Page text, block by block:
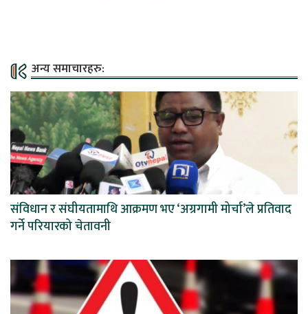
अन्य समाचारहरु:
संविधान र संघीयतामाथि आक्रमण भए ‘अग्रगामी मोर्चा’ले प्रतिवाद
गर्ने परियारको चेतावनी